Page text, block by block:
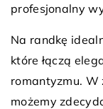
profesjonalny
Na randkę
które łączą
romantyzmu. W
możemy